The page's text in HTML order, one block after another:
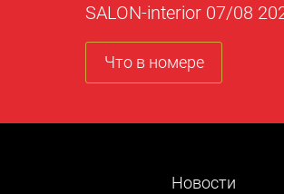
SALON-interior 07/08
Что в номере
Новости